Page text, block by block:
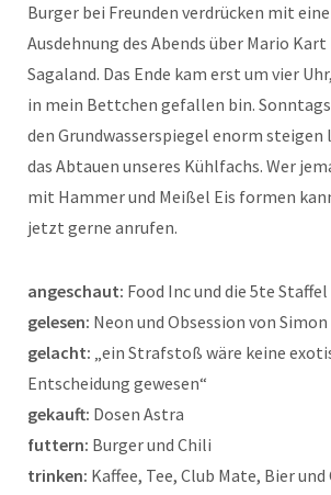
Burger bei Freunden verdrücken mit
Ausdehnung des Abends über Mario Kart
Sagaland. Das Ende kam erst um vier
in mein Bettchen gefallen bin.
den Grundwasserspiegel enorm steigen
das Abtauen unseres Kühlfachs. Wer
mit Hammer und Meißel Eis formen
jetzt gerne anrufen.
angeschaut: Food Inc und die 5te
gelesen: Neon und Obsession von
gelacht: „ein Strafstoß wäre keine
Entscheidung gewesen“
gekauft: Dosen Astra
futtern: Burger und Chili
trinken: Kaffee, Tee, Club Mate, Bier und